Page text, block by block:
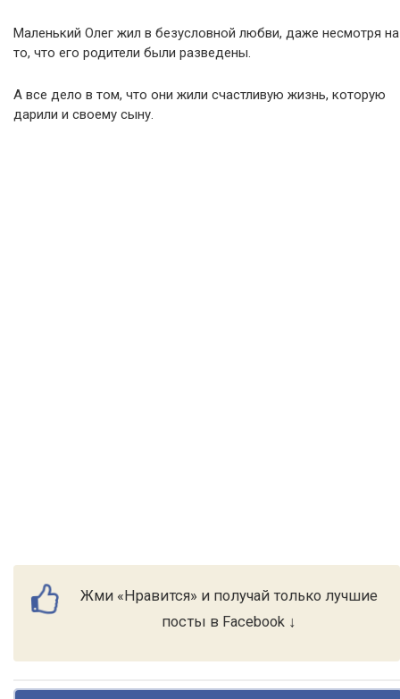
Маленький Олег жил в безусловной любви, даже несмотря на
то, что его родители были разведены.
А все дело в том, что они жили счастливую жизнь, которую
дарили и своему сыну.
Жми «Нравится» и получай только лучшие
посты в Facebook ↓